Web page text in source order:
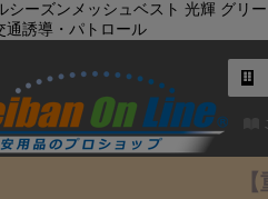
シーズンメッシュベスト 光輝 グリ
通誘導・パトロール